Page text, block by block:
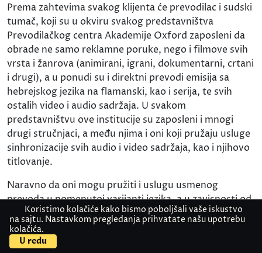
Prema zahtevima svakog klijenta će prevodilac i sudski
tumač, koji su u okviru svakog predstavništva
Prevodilačkog centra Akademije Oxford zaposleni da
obrade ne samo reklamne poruke, nego i filmove svih
vrsta i žanrova (animirani, igrani, dokumentarni, crtani
i drugi), a u ponudi su i direktni prevodi emisija sa
hebrejskog jezika na flamanski, kao i serija, te svih
ostalih video i audio sadržaja. U svakom
predstavništvu ove institucije su zaposleni i mnogi
drugi stručnjaci, a među njima i oni koji pružaju usluge
sinhronizacije svih audio i video sadržaja, kao i njihovo
titlovanje.
Naravno da oni mogu pružiti i uslugu usmenog
prevoda u pomenutoj varijanti jezika, a u zavisnosti od
tipa događaja može biti izvršeno simultano, šapatno ili
takozvano konsekutivno prevođenje. Isključivo na
osnovu smernica koje budu dobili od klijenata, a
Kontaktirajte nas
Koristimo kolačiće kako bismo poboljšali vaše iskustvo
na sajtu. Nastavkom pregledanja prihvatate našu upotrebu
kolačića.
U redu